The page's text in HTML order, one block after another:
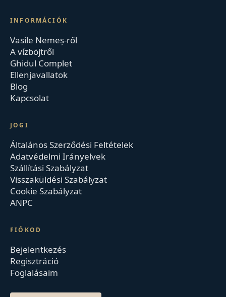
INFORMÁCIÓK
Vasile Nemeș-ről
A vízböjtről
Ghidul Complet
Ellenjavallatok
Blog
Kapcsolat
JOGI
Általános Szerződési Feltételek
Adatvédelmi Irányelvek
Szállítási Szabályzat
Visszaküldési Szabályzat
Cookie Szabályzat
ANPC
FIÓKOD
Bejelentkezés
Regisztráció
Foglalásaim